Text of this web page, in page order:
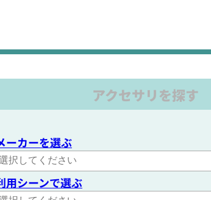
アクセサリを探す
ーカーを選ぶ
用シーンで選ぶ